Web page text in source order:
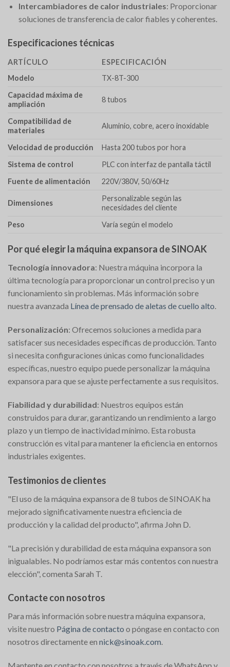
Intercambiadores de calor industriales: Proporcionar
soluciones de transferencia de calor fiables y coherentes.
Especificaciones técnicas
ARTÍCULO
ESPECIFICACIÓN
Modelo
TX-8T-300
Capacidad máxima de
ampliación
8 tubos
Compatibilidad de
materiales
Aluminio, cobre, acero inoxidable
Velocidad de producción
Hasta 200 tubos por hora
Sistema de control
PLC con interfaz de pantalla táctil
Fuente de alimentación
220V/380V, 50/60Hz
Dimensiones
Personalizable según las
necesidades del cliente
Peso
Varía según el modelo
Por qué elegir la máquina expansora de SINOAK
Tecnología innovadora: Nuestra máquina incorpora la
última tecnología para proporcionar un control preciso y un
funcionamiento sin problemas. Más información sobre
nuestra avanzada Línea de prensado de aletas de cuello alto.
Personalización: Ofrecemos soluciones a medida para
satisfacer sus necesidades específicas de producción. Tanto
si necesita configuraciones únicas como funcionalidades
específicas, nuestro equipo puede personalizar la máquina
expansora para que se ajuste perfectamente a sus requisitos.
Fiabilidad y durabilidad: Nuestros equipos están
construidos para durar, garantizando un rendimiento a largo
plazo y un tiempo de inactividad mínimo. Esta robusta
construcción es vital para mantener la eficiencia en entornos
industriales exigentes.
Testimonios de clientes
"El uso de la máquina expansora de 8 tubos de SINOAK ha
mejorado significativamente nuestra eficiencia de
producción y la calidad del producto", afirma John D.
"La precisión y durabilidad de esta máquina expansora son
inigualables. No podríamos estar más contentos con nuestra
elección", comenta Sarah T.
Contacte con nosotros
Para más información sobre nuestra máquina expansora,
visite nuestro Página de contacto o póngase en contacto con
nosotros directamente en nick@sinoak.com.